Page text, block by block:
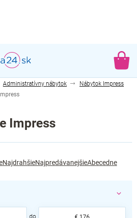
Administratívny nábytok
Nábytok Impress
Impress
NajdrahšieNajpredávanejšieAbecedne